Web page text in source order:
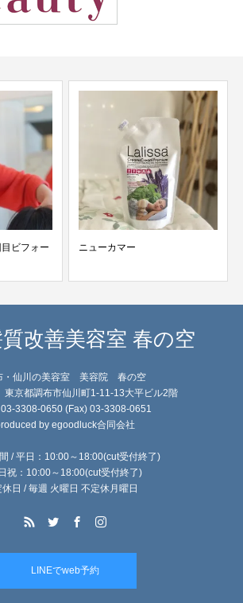
目ビフォー
ニューカマー
改善美容室 春の空
・仙川の美容室 美容院 春の空
京都調布市仙川町1-11-13大平ビル2階
3308-0650 (Fax) 03-3308-0651
by egoodluck合同会社
/ 平日：10:00～18:00(cut受付終了)
祝：10:00～18:00(cut受付終了)
休日 / 毎週 火曜日 不定休月曜日
LINEでweb予約